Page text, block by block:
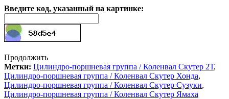
Введите код, указанный на картинке:
Продолжить
Метки: Цилиндро-поршневая группа / Коленвал Скутер 2Т,
Цилиндро-поршневая группа / Коленвал Скутер Хонда,
Цилиндро-поршневая группа / Коленвал Скутер Сузуки,
Цилиндро-поршневая группа / Коленвал Скутер Ямаха